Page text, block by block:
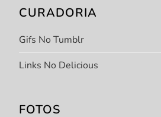
CURADORIA
Gifs No Tumblr
Links No Delicious
FOTOS